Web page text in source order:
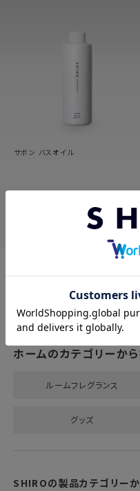
サボン バスオイル
ホームのカテゴリーか
ルームフレグランス
グッズ
SHIROの製品カテゴリー